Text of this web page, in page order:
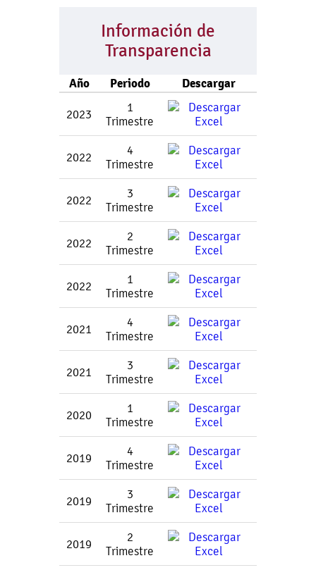
Información de
Transparencia
Año Periodo Descargar
2023
1
Trimestre
2022
4
Trimestre
2022
3
Trimestre
2022
2
Trimestre
2022
1
Trimestre
2021
4
Trimestre
2021
3
Trimestre
2020
1
Trimestre
2019
4
Trimestre
2019
3
Trimestre
2019
2
Trimestre